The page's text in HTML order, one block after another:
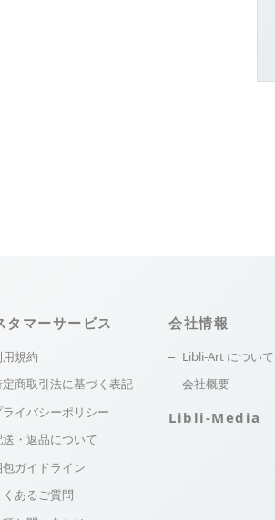
タマーサービス
規約
定商取引法に基づく表記
ライバシーポリシー
・返品について
ガイドライン
くあるご質問
会社情報
Libli-Art について
会社概要
Libli-Media